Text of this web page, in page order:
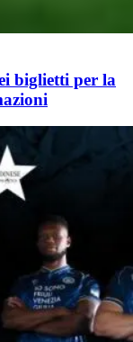
biglietti per la